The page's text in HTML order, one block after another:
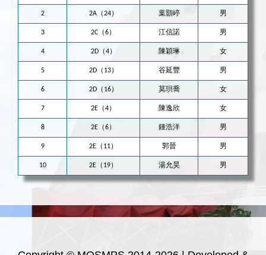
2 2A（24） 葉顥嵉 男
3 2C（6） 江信諾 男
4 2D（4） 陳穎琳 女
5 2D（13） 谷延豐 男
6 2D（16） 莫珼喬 女
7 2E（4） 陳逸欣 女
8 2E（6） 鍾浩洋 男
9 2E（11） 郭晉 男
10 2E（19） 湯允昊 男